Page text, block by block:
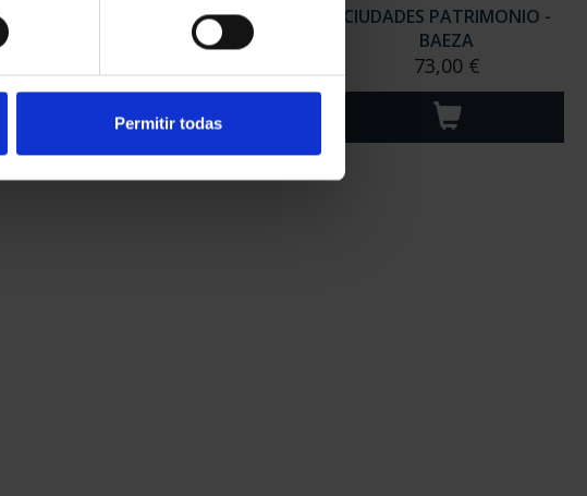
Permitir todas
CIUDADES PATRIMONIO -
CÓRDOBA
CIUDADES PATRIMONIO -
BAEZA
73,00 €